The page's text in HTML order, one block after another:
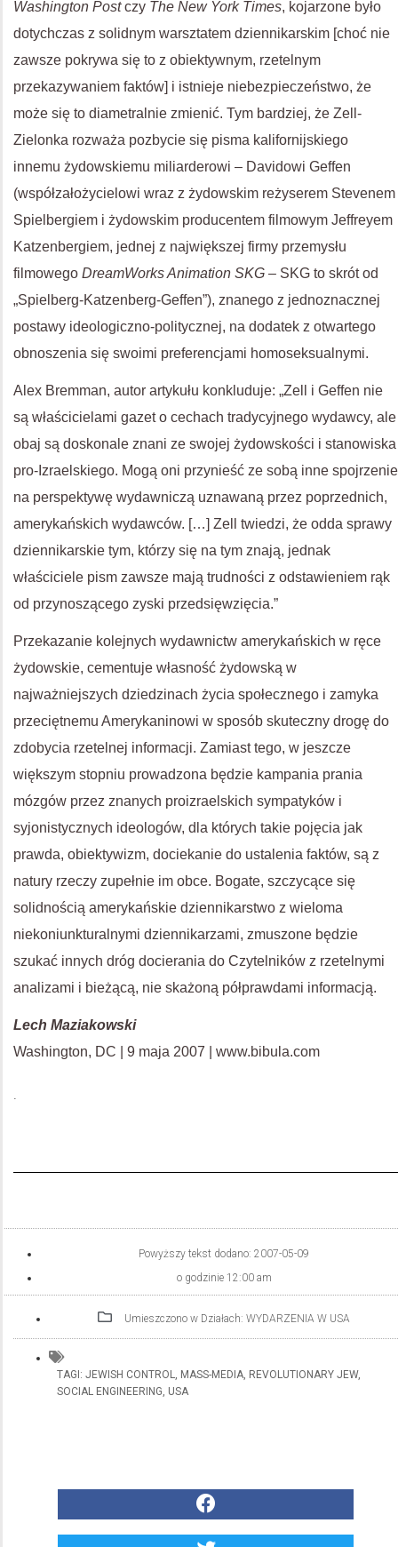
Washington Postczy The New York Times, kojarzone było
dotychczas z solidnym warsztatem dziennikarskim [choć nie
zawsze pokrywa się to z obiektywnym, rzetelnym
przekazywaniem faktów] i istnieje niebezpieczeństwo, że
może się to diametralnie zmienić. Tym bardziej, że Zell-
Zielonka rozważa pozbycie się pisma kalifornijskiego
innemu żydowskiemu miliarderowi – Davidowi Geffen
(współzałożycielowi wraz z żydowskim reżyserem Stevenem
Spielbergiem i żydowskim producentem filmowym Jeffreyem
Katzenbergiem, jednej z największej firmy przemysłu
filmowego DreamWorks Animation SKG – SKG to skrót od
„Spielberg-Katzenberg-Geffen”), znanego z jednoznacznej
postawy ideologiczno-politycznej, na dodatek z otwartego
obnoszenia się swoimi preferencjami homoseksualnymi.
Alex Bremman, autor artykułu konkluduje: „Zell i Geffen nie
są właścicielami gazet o cechach tradycyjnego wydawcy, ale
obaj są doskonale znani ze swojej żydowskości i stanowiska
pro-Izraelskiego. Mogą oni przynieść ze sobą inne spojrzenie
na perspektywę wydawniczą uznawaną przez poprzednich,
amerykańskich wydawców. […] Zell twiedzi, że odda sprawy
dziennikarskie tym, którzy się na tym znają, jednak
właściciele pism zawsze mają trudności z odstawieniem rąk
od przynoszącego zyski przedsięwzięcia.”
Przekazanie kolejnych wydawnictw amerykańskich w ręce
żydowskie, cementuje własność żydowską w
najważniejszych dziedzinach życia społecznego i zamyka
przeciętnemu Amerykaninowi w sposób skuteczny drogę do
zdobycia rzetelnej informacji. Zamiast tego, w jeszcze
większym stopniu prowadzona będzie kampania prania
mózgów przez znanych proizraelskich sympatyków i
syjonistycznych ideologów, dla których takie pojęcia jak
prawda, obiektywizm, dociekanie do ustalenia faktów, są z
natury rzeczy zupełnie im obce. Bogate, szczycące się
solidnością amerykańskie dziennikarstwo z wieloma
niekoniunkturalnymi dziennikarzami, zmuszone będzie
szukać innych dróg docierania do Czytelników z rzetelnymi
analizami i bieżącą, nie skażoną półprawdami informacją.
Lech Maziakowski
Washington, DC | 9 maja 2007 | www.bibula.com
Powyższy tekst dodano: 2007-05-09
o godzinie 12:00 am
Umieszczono w Działach: WYDARZENIA W USA
TAGI: JEWISH CONTROL, MASS-MEDIA, REVOLUTIONARY JEW,
SOCIAL ENGINEERING, USA